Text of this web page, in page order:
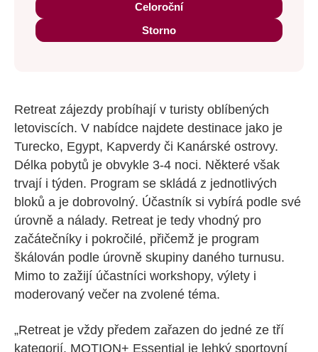
Celoroční
Storno
Retreat zájezdy probíhají v turisty oblíbených
letoviscích. V nabídce najdete destinace jako je
Turecko, Egypt, Kapverdy či Kanárské ostrovy.
Délka pobytů je obvykle 3-4 noci. Některé však
trvají i týden. Program se skládá z jednotlivých
bloků a je dobrovolný. Účastník si vybírá podle své
úrovně a nálady. Retreat je tedy vhodný pro
začátečníky i pokročilé, přičemž je program
škálován podle úrovně skupiny daného turnusu.
Mimo to zažijí účastníci workshopy, výlety i
moderovaný večer na zvolené téma.
„Retreat je vždy předem zařazen do jedné ze tří
kategorií. MOTION+ Essential je lehký sportovní